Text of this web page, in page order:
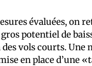
évaluées, on
potentiel de
vols courts. Une
en place d’une